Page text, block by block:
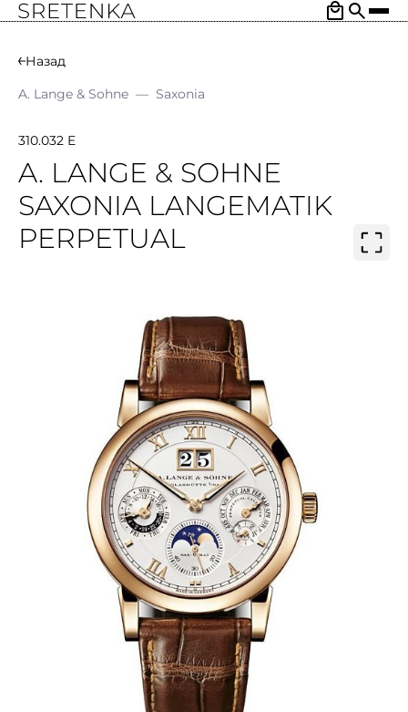
Назад
A. Lange & Sohne — Saxonia
310.032 E
A. LANGE & SOHNE
SAXONIA LANGEMATIK
PERPETUAL